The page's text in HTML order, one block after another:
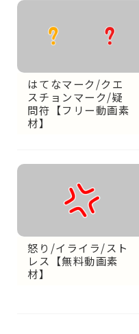
はてなマーク/クエ
スチョンマーク/疑
問符【フリー動画素
材】
怒り/イライラ/スト
レス【無料動画素
材】